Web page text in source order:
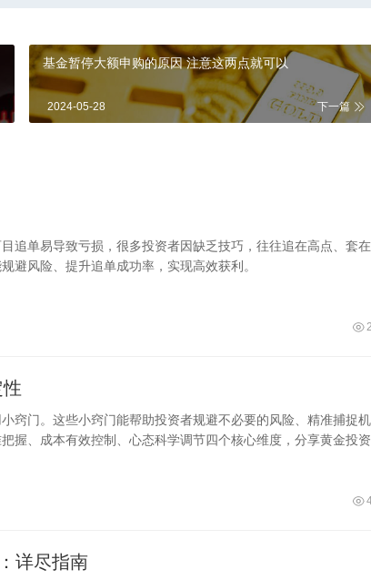
基金暂停大额申购的原因 注意这两点就可以
2024-05-28 下一篇
追单易导致亏损，很多投资者因缺乏技巧，往往追在高点、套
避风险、提升追单成功率，实现高效获利。
窍门。这些小窍门能帮助投资者规避不必要的风险、精准捕捉机
握、成本有效控制、心态科学调节四个核心维度，分享黄金投资
详尽指南